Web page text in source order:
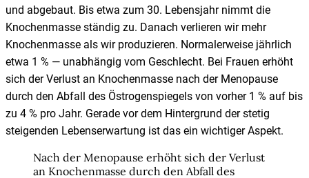
und abgebaut. Bis etwa zum 30. Lebensjahr nimmt die
Knochenmasse ständig zu. Danach verlieren wir mehr
Knochenmasse als wir produzieren. Normalerweise jährlich
etwa 1 % — unabhängig vom Geschlecht. Bei Frauen erhöht
sich der Verlust an Knochenmasse nach der Menopause
durch den Abfall des Östrogenspiegels von vorher 1 % auf bis
zu 4 % pro Jahr. Gerade vor dem Hintergrund der stetig
steigenden Lebenserwartung ist das ein wichtiger Aspekt.
Nach der Menopause erhöht sich der Verlust
an Knochenmasse durch den Abfall des